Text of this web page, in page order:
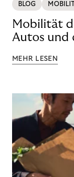
BLOG
Mobilität
Autos und
MEHR LESEN